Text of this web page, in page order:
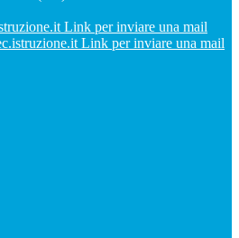
Link per inviare una mail
Link per inviare una mail